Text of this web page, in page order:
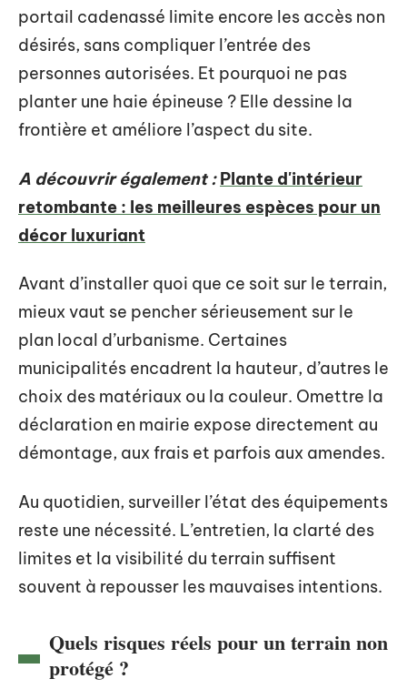
portail cadenassé limite encore les accès non
désirés, sans compliquer l’entrée des
personnes autorisées. Et pourquoi ne pas
planter une haie épineuse ? Elle dessine la
frontière et améliore l’aspect du site.
A découvrir également : Plante d'intérieur
retombante : les meilleures espèces pour un
décor luxuriant
Avant d’installer quoi que ce soit sur le terrain,
mieux vaut se pencher sérieusement sur le
plan local d’urbanisme. Certaines
municipalités encadrent la hauteur, d’autres le
choix des matériaux ou la couleur. Omettre la
déclaration en mairie expose directement au
démontage, aux frais et parfois aux amendes.
Au quotidien, surveiller l’état des équipements
reste une nécessité. L’entretien, la clarté des
limites et la visibilité du terrain suffisent
souvent à repousser les mauvaises intentions.
Quels risques réels pour un terrain non
protégé ?